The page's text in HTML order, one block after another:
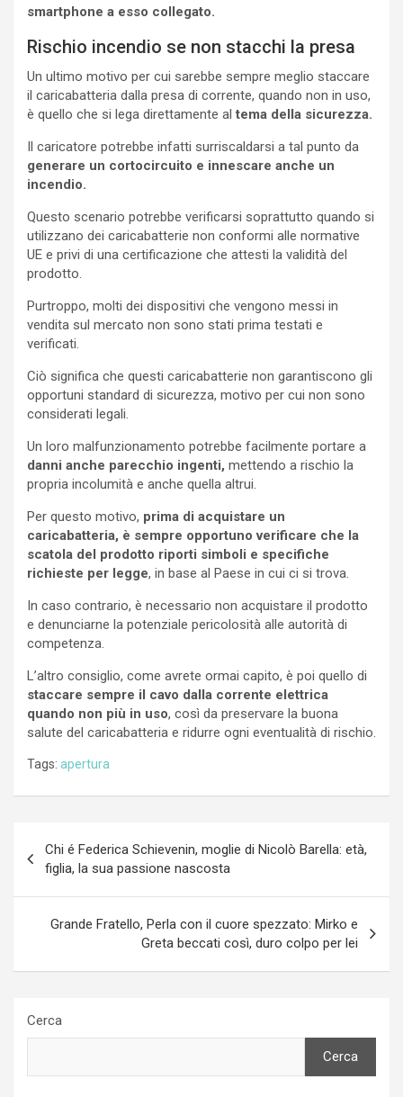
smartphone a esso collegato.
Rischio incendio se non stacchi la presa
Un ultimo motivo per cui sarebbe sempre meglio staccare
il caricabatteria dalla presa di corrente, quando non in uso,
è quello che si lega direttamente altema della sicurezza.
Il caricatore potrebbe infatti surriscaldarsi a tal punto da
generare un cortocircuito e innescare anche un
incendio.
Questo scenario potrebbe verificarsi soprattutto quando si
utilizzano dei caricabatterie non conformi alle normative
UE e privi di una certificazione che attesti la validità del
prodotto.
Purtroppo, molti dei dispositivi che vengono messi in
vendita sul mercato non sono stati prima testati e
verificati.
Ciò significa che questi caricabatterie non garantiscono gli
opportuni standard di sicurezza, motivo per cui non sono
considerati legali.
Un loro malfunzionamento potrebbe facilmente portare a
danni anche parecchio ingenti, mettendo a rischio la
propria incolumità e anche quella altrui.
Per questo motivo, prima di acquistare un
caricabatteria, è sempre opportuno verificare che la
scatola del prodotto riporti simboli e specifiche
richieste per legge, in base al Paese in cui ci si trova.
In caso contrario, è necessario non acquistare il prodotto
e denunciarne la potenziale pericolosità alle autorità di
competenza.
L’altro consiglio, come avrete ormai capito, è poi quello di
staccare sempre il cavo dalla corrente elettrica
quando non più in uso, così da preservare la buona
salute del caricabatteria e ridurre ogni eventualità di rischio.
Tags: apertura
articoli
Chi é Federica Schievenin, moglie di Nicolò Barella: età,
figlia, la sua passione nascosta
Grande Fratello, Perla con il cuore spezzato: Mirko e
Greta beccati così, duro colpo per lei
Cerca
Cerca